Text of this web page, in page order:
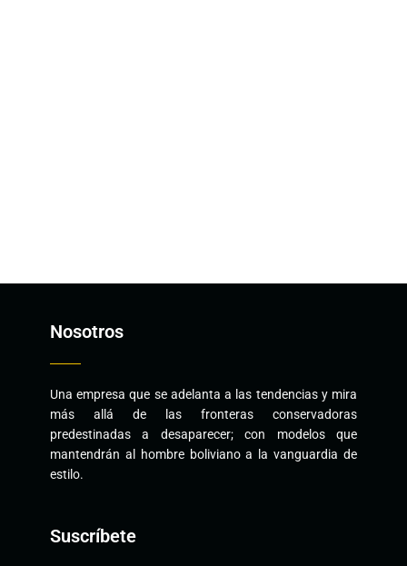
Nosotros
Una empresa que se adelanta a las tendencias y mira
más allá de las fronteras conservadoras
predestinadas a desaparecer; con modelos que
mantendrán al hombre boliviano a la vanguardia de
estilo.
Suscríbete